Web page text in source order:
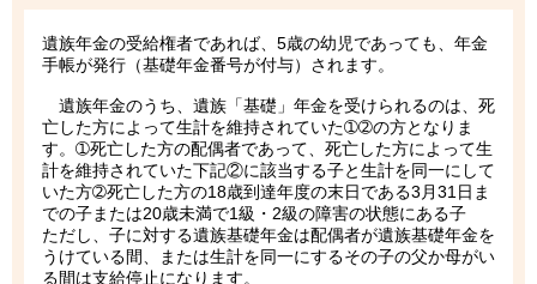
遺族年金の受給権者であれば、5歳の幼児であっても、年金
手帳が発行（基礎年金番号が付与）されます。
遺族年金のうち、遺族「基礎」年金を受けられるのは、死
亡した方によって生計を維持されていた➀➁の方となりま
す。➀死亡した方の配偶者であって、死亡した方によって生
計を維持されていた下記②に該当する子と生計を同一にして
いた方➁死亡した方の18歳到達年度の末日である3月31日ま
での子または20歳未満で1級・2級の障害の状態にある子
ただし、子に対する遺族基礎年金は配偶者が遺族基礎年金を
うけている間、または生計を同一にするその子の父か母がい
る間は支給停止になります。